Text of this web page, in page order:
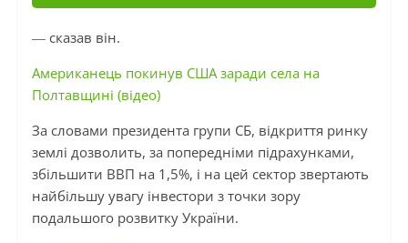
― сказав він.
Американець покинув США заради села на
Полтавщині (відео)
За словами президента групи СБ, відкриття ринку
землі дозволить, за попередніми підрахунками,
збільшити ВВП на 1,5%, і на цей сектор звертають
найбільшу увагу інвестори з точки зору
подальшого розвитку України.